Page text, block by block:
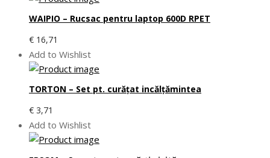
WAIPIO – Rucsac pentru laptop 600D RPET
€ 16,71
Add to Wishlist
TORTON – Set pt. curăţat incălţămintea
€ 3,71
Add to Wishlist